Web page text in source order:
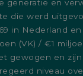
generatie en
die werd
in Nederland
(VK) / €1
gewogen en
niveau